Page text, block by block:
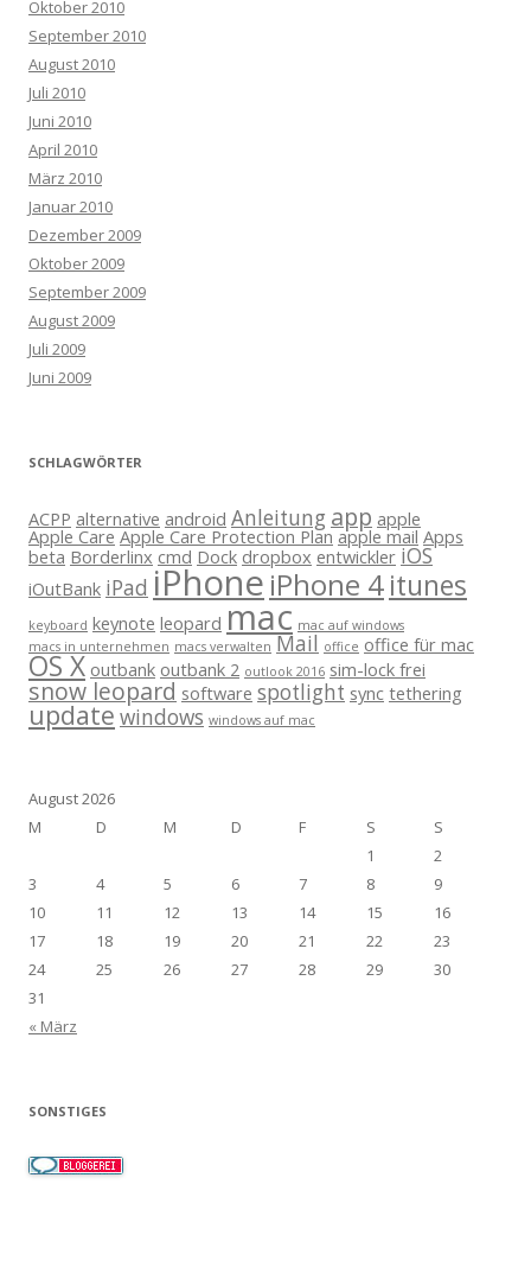
Oktober 2010
September 2010
August 2010
Juli 2010
Juni 2010
April 2010
März 2010
Januar 2010
Dezember 2009
Oktober 2009
September 2009
August 2009
Juli 2009
Juni 2009
SCHLAGWÖRTER
ACPP alternative android Anleitung app apple
Apple Care Apple Care Protection Plan apple mail Apps
beta Borderlinx cmd Dock dropbox entwickler iOS
iOutBank iPad iPhone iPhone 4itunes
keyboard keynote leopard mac mac auf windows
macs in unternehmen macs verwalten Mail office office für mac
OS X outbank outbank 2 outlook 2016 sim-lock frei
snow leopard software spotlight sync tethering
update windows windows auf mac
August 2026
M
D M D F S
S
1
2
3
4 5 6 7 8
9
10
11 12 13 14 15
16
17
18 19 20 21 22
23
24
25 26 27 28 29
30
31
« März
SONSTIGES